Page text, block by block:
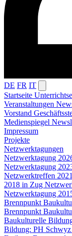
DE FR IT
Startseite
Veranstaltungen
Vorstand
Medienspiegel
Impressum
Projekte
Netzwerktagungen
Netzwerktagung
Netzwerktagung
Netzwerktreffen 2021
2018 in Zug
Netzwerktagung
Brennpunkt
Brennpunkt
Baukulturelle
Bildung: PH Schwyz